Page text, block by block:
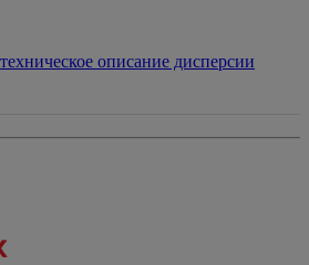
описание дисперсии